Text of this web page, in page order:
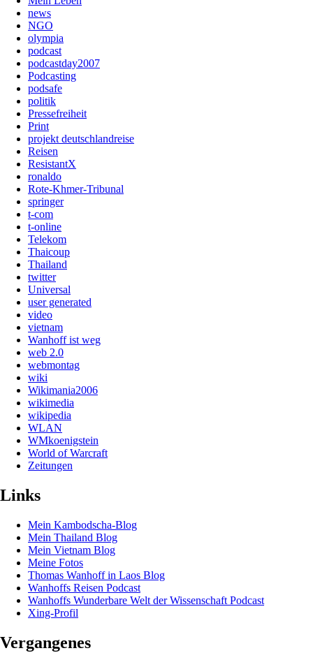
news
NGO
olympia
podcast
podcastday2007
Podcasting
podsafe
politik
Pressefreiheit
Print
projekt deutschlandreise
Reisen
ResistantX
ronaldo
Rote-Khmer-Tribunal
springer
t-com
t-online
Telekom
Thaicoup
Thailand
twitter
Universal
user generated
video
vietnam
Wanhoff ist weg
web 2.0
webmontag
wiki
Wikimania2006
wikimedia
wikipedia
WLAN
WMkoenigstein
World of Warcraft
Zeitungen
Links
Mein Kambodscha-Blog
Mein Thailand Blog
Mein Vietnam Blog
Meine Fotos
Thomas Wanhoff in Laos Blog
Wanhoffs Reisen Podcast
Wanhoffs Wunderbare Welt der Wissenschaft Podcast
Xing-Profil
Vergangenes